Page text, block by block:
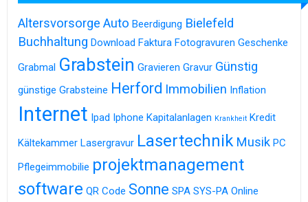
Altersvorsorge Auto Beerdigung Bielefeld
Buchhaltung Download Faktura Fotogravuren Geschenke
Grabmal Grabstein Gravieren Gravur Günstig
günstige Grabsteine Herford Immobilien Inflation
Internet Ipad Iphone Kapitalanlagen Krankheit Kredit
Kältekammer Lasergravur Lasertechnik Musik PC
Pflegeimmobilie projektmanagement
software QR Code Sonne SPA SYS-PA Online